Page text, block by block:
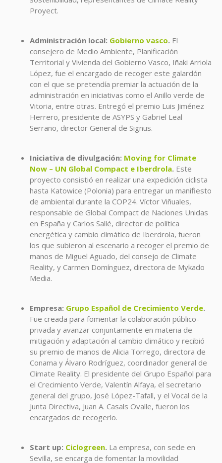
Proyect.
Administración local: Gobierno vasco. El
consejero de Medio Ambiente, Planificación
Territorial y Vivienda del Gobierno Vasco, Iñaki Arriola
López, fue el encargado de recoger este galardón
con el que se pretendía premiar la actuación de la
administración en iniciativas como el Anillo verde de
Vitoria, entre otras. Entregó el premio Luis Jiménez
Herrero, presidente de ASYPS y Gabriel Leal
Serrano, director General de Signus.
Iniciativa de divulgación: Moving for Climate
Now – UN Global Compact e Iberdrola. Este
proyecto consistió en realizar una expedición ciclista
hasta Katowice (Polonia) para entregar un manifiesto
de ambiental durante la COP24. Víctor Viñuales,
responsable de Global Compact de Naciones Unidas
en España y Carlos Sallé, director de política
energética y cambio climático de Iberdrola, fueron
los que subieron al escenario a recoger el premio de
manos de Miguel Aguado, del consejo de Climate
Reality, y Carmen Domínguez, directora de Mykado
Media.
Empresa: Grupo Español de Crecimiento Verde.
Fue creada para fomentar la colaboración público-
privada y avanzar conjuntamente en materia de
mitigación y adaptación al cambio climático y recibió
su premio de manos de Alicia Torrego, directora de
Conama y Álvaro Rodríguez, coordinador general de
Climate Reality. El presidente del Grupo Español para
el Crecimiento Verde, Valentín Alfaya, el secretario
general del grupo, José López-Tafall, y el Vocal de la
Junta Directiva, Juan A. Casals Ovalle, fueron los
encargados de recogerlo.
Start up: Ciclogreen. La empresa, con sede en
Sevilla, se encarga de fomentar la movilidad